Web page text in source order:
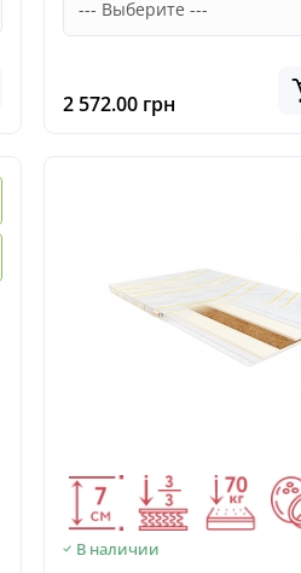
2 572.00 грн
В наличии